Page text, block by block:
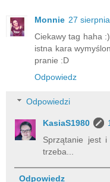
Monnie 27
Ciekawy tag haha
istna kara
pranie :D
Odpowiedz
Odpowiedzi
KasiaS1980
Sprzątanie jest
trzeba...
Odpowiedz